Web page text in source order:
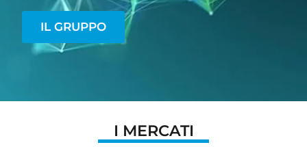
IL GRUPPO
I MERCATI